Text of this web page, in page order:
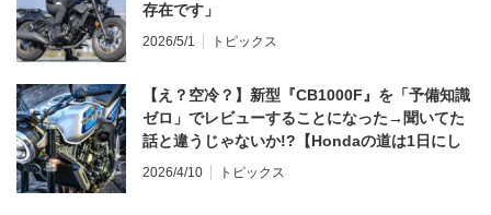
存在です」
2026/5/1 トピックス
【え？空冷？】新型『CB1000F』を「予備知識
ゼロ」でレビューすることになった→聞いてた
話と違うじゃないか!?【Hondaの道は1日にし
てならず／CB1000F ①第一印象 編】
2026/4/10 トピックス